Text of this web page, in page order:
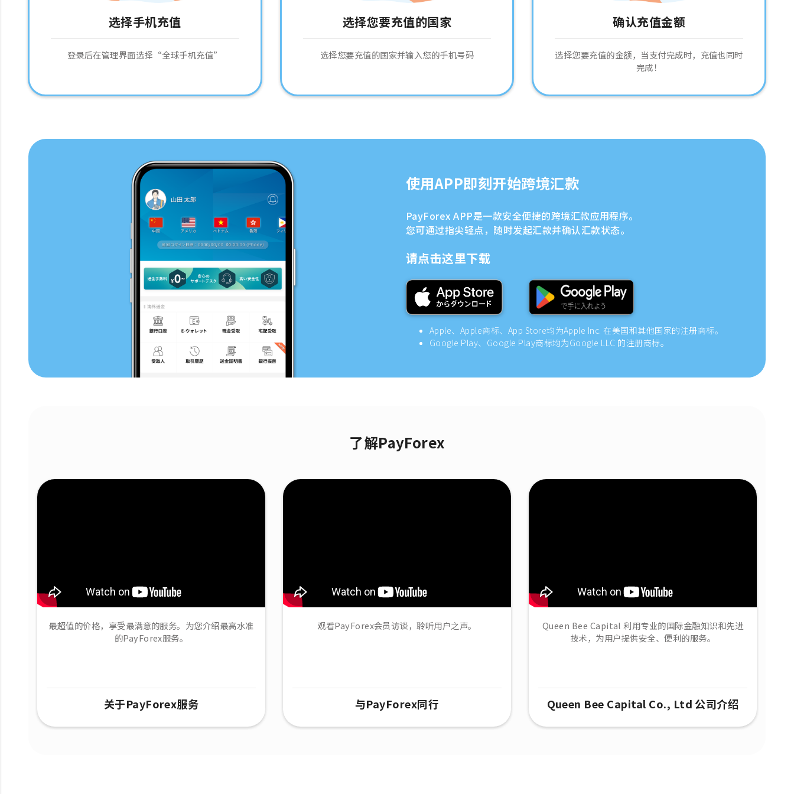
选择手机充值
登录后在管理界面选择“全球手机充值”
选择您要充值的国家
选择您要充值的国家并输入您的手机号码
确认充值金额
选择您要充值的金额，当支付完成时，充值也同时
完成！
使用APP即刻开始跨境汇款
PayForex APP是一款安全便捷的跨境汇款应用程序。
您可通过指尖轻点，随时发起汇款并确认汇款状态。
请点击这里下载
Apple、Apple商标、App Store均为Apple Inc. 在美国和其他国家的注册商标。
Google Play、Google Play商标均为Google LLC 的注册商标。
了解PayForex
最超值的价格，享受最满意的服务。为您介绍最高水准
的PayForex服务。
关于PayForex服务
观看PayForex会员访谈，聆听用户之声。
与PayForex同行
Queen Bee Capital 利用专业的国际金融知识和先进
技术，为用户提供安全、便利的服务。
Queen Bee Capital Co., Ltd 公司介绍